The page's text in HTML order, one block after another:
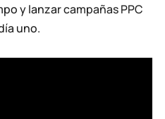
y lanzarcampañas PPC
uno.